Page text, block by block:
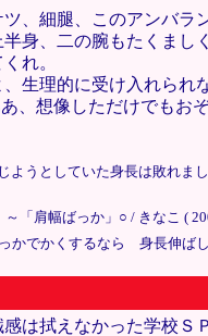
、細腿、このアンバラ
身、二の腕もたくまし
れ。
生理的に受け入れられ
、想像しただけでもおぞ
ようとしていた身長は敗れ
「肩幅ばっか」○ / きなこ (
でかくするなら 身長伸ばし
は拭えなかった学校ＳＰ